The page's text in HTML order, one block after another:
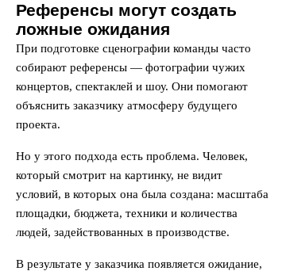
Референсы могут создать
ложные ожидания
При подготовке сценографии команды часто
собирают референсы — фотографии чужих
концертов, спектаклей и шоу. Они помогают
объяснить заказчику атмосферу будущего
проекта.
Но у этого подхода есть проблема. Человек,
который смотрит на картинку, не видит
условий, в которых она была создана: масштаба
площадки, бюджета, техники и количества
людей, задействованных в производстве.
В результате у заказчика появляется ожидание,